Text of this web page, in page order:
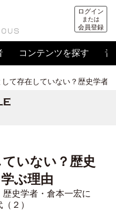
ログイン
または
会員登録
コンテンツを探す 音
て存在していない？歴史学者
いない？歴史
ぶ理由
史学者・倉本一宏に
２）